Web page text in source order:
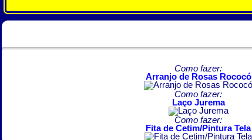
Como fazer:
Arranjo de Rosas Rococó
Como fazer:
Laço Jurema
Como fazer:
Fita de Cetim/Pintura Tela